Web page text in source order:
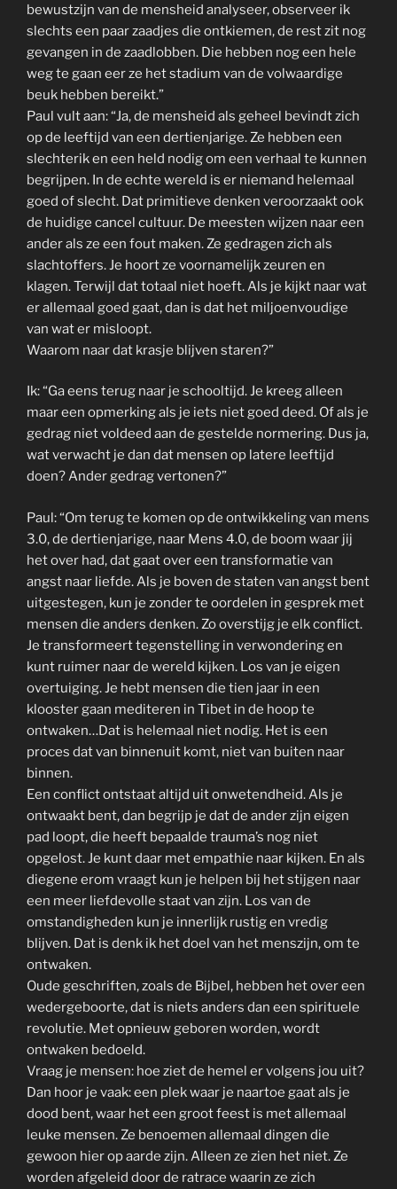
bewustzijn van de mensheid analyseer, observeer ik
slechts een paar zaadjes die ontkiemen, de rest zit nog
gevangen in de zaadlobben. Die hebben nog een hele
weg te gaan eer ze het stadium van de volwaardige
beuk hebben bereikt.”
Paul vult aan: “Ja, de mensheid als geheel bevindt zich
op de leeftijd van een dertienjarige. Ze hebben een
slechterik en een held nodig om een verhaal te kunnen
begrijpen. In de echte wereld is er niemand helemaal
goed of slecht. Dat primitieve denken veroorzaakt ook
de huidige cancel cultuur. De meesten wijzen naar een
ander als ze een fout maken. Ze gedragen zich als
slachtoffers. Je hoort ze voornamelijk zeuren en
klagen. Terwijl dat totaal niet hoeft. Als je kijkt naar wat
er allemaal goed gaat, dan is dat het miljoenvoudige
van wat er misloopt.
Waarom naar dat krasje blijven staren?”
Ik: “Ga eens terug naar je schooltijd. Je kreeg alleen
maar een opmerking als je iets niet goed deed. Of als je
gedrag niet voldeed aan de gestelde normering. Dus ja,
wat verwacht je dan dat mensen op latere leeftijd
doen? Ander gedrag vertonen?”
Paul: “Om terug te komen op de ontwikkeling van mens
3.0, de dertienjarige, naar Mens 4.0, de boom waar jij
het over had, dat gaat over een transformatie van
angst naar liefde. Als je boven de staten van angst bent
uitgestegen, kun je zonder te oordelen in gesprek met
mensen die anders denken. Zo overstijg je elk conflict.
Je transformeert tegenstelling in verwondering en
kunt ruimer naar de wereld kijken. Los van je eigen
overtuiging. Je hebt mensen die tien jaar in een
klooster gaan mediteren in Tibet in de hoop te
ontwaken…Dat is helemaal niet nodig. Het is een
proces dat van binnenuit komt, niet van buiten naar
binnen.
Een conflict ontstaat altijd uit onwetendheid. Als je
ontwaakt bent, dan begrijp je dat de ander zijn eigen
pad loopt, die heeft bepaalde trauma’s nog niet
opgelost. Je kunt daar met empathie naar kijken. En als
diegene erom vraagt kun je helpen bij het stijgen naar
een meer liefdevolle staat van zijn. Los van de
omstandigheden kun je innerlijk rustig en vredig
blijven. Dat is denk ik het doel van het menszijn, om te
ontwaken.
Oude geschriften, zoals de Bijbel, hebben het over een
wedergeboorte, dat is niets anders dan een spirituele
revolutie. Met opnieuw geboren worden, wordt
ontwaken bedoeld.
Vraag je mensen: hoe ziet de hemel er volgens jou uit?
Dan hoor je vaak: een plek waar je naartoe gaat als je
dood bent, waar het een groot feest is met allemaal
leuke mensen. Ze benoemen allemaal dingen die
gewoon hier op aarde zijn. Alleen ze zien het niet. Ze
worden afgeleid door de ratrace waarin ze zich